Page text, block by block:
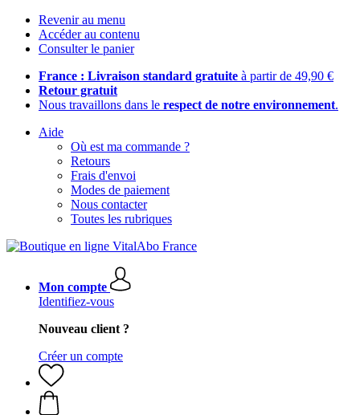
Revenir au menu
Accéder au contenu
Consulter le panier
France : Livraison standard gratuite à partir de 49,90 €
Retour gratuit
Nous travaillons dans le respect de notre environnement.
Aide
Où est ma commande ?
Retours
Frais d'envoi
Modes de paiement
Nous contacter
Toutes les rubriques
Mon compte
Identifiez-vous
Nouveau client ?
Créer un compte